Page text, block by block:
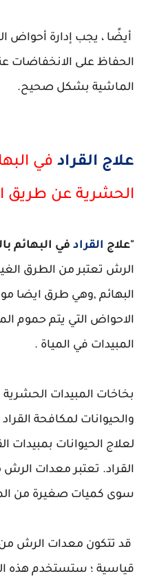
أيضًا ، يجب إدارة أحواض
الحفاظ على الانخفاضات
الماشية بشكل صحيح.
علاج القراد في
الحشرية عن طريق
"علاج القراد في البهائم
الرش تعتبر من الطرق
البهائم ,وهي طرق ايضا
الاحواض التي يتم حموم
المبيدات في المياة .
بخاخات المبيدات
والحيوانات لمكافحة
لعلاج الحيوانات بمبيدات
القراد. تعتبر معدات الرش
سوى كميات صغيرة من
قد تتكون معدات الرش
قياسية ؛ ستستخدم هذه